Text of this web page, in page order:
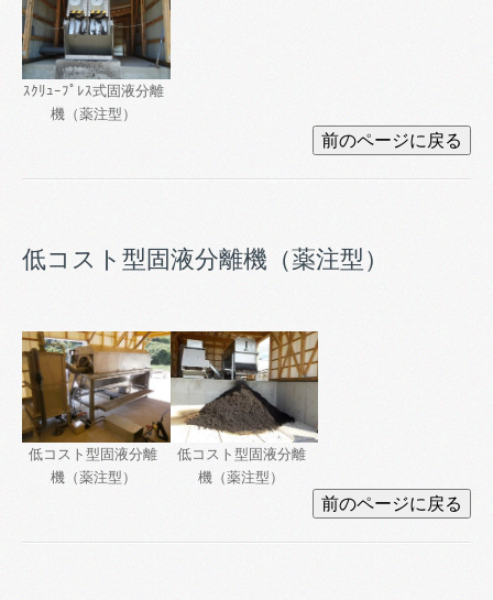
ｽｸﾘｭｰﾌﾟﾚｽ式固液分離
機（薬注型）
低コスト型固液分離機（薬注型）
低コスト型固液分離
機（薬注型）
低コスト型固液分離
機（薬注型）